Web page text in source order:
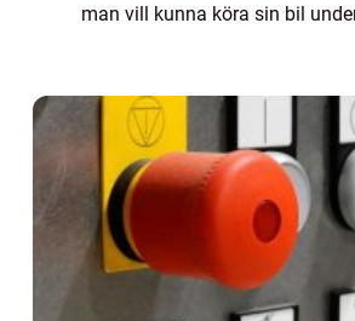
man vill kunna köra sin bil